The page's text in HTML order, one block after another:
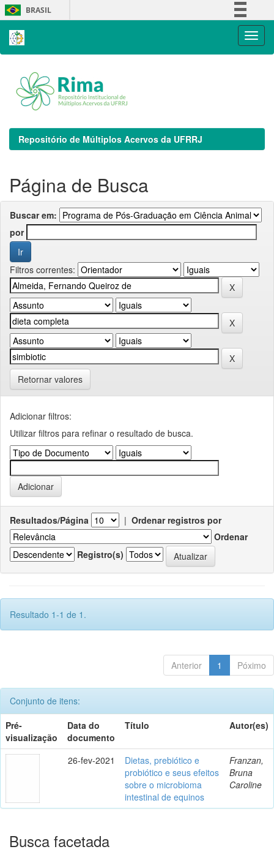
Skip
navigation
BRASIL
Repositório de Múltiplos Acervos da UFRRJ
Página de Busca
Buscar em:
por
Filtros correntes:
Retornar valores
Adicionar filtros:
Utilizar filtros para refinar o resultado de busca.
Resultados/Página | Ordenar registros por
Ordenar
Registro(s)
Resultado 1-1 de 1.
Anterior 1 Póximo
Conjunto de itens:
Pré-
visualização
Data do
documento
Título Autor(es)
26-fev-2021
Dietas, prebiótico e
probiótico e seus efeitos
sobre o microbioma
intestinal de equinos
Franzan,
Bruna
Caroline
Busca facetada